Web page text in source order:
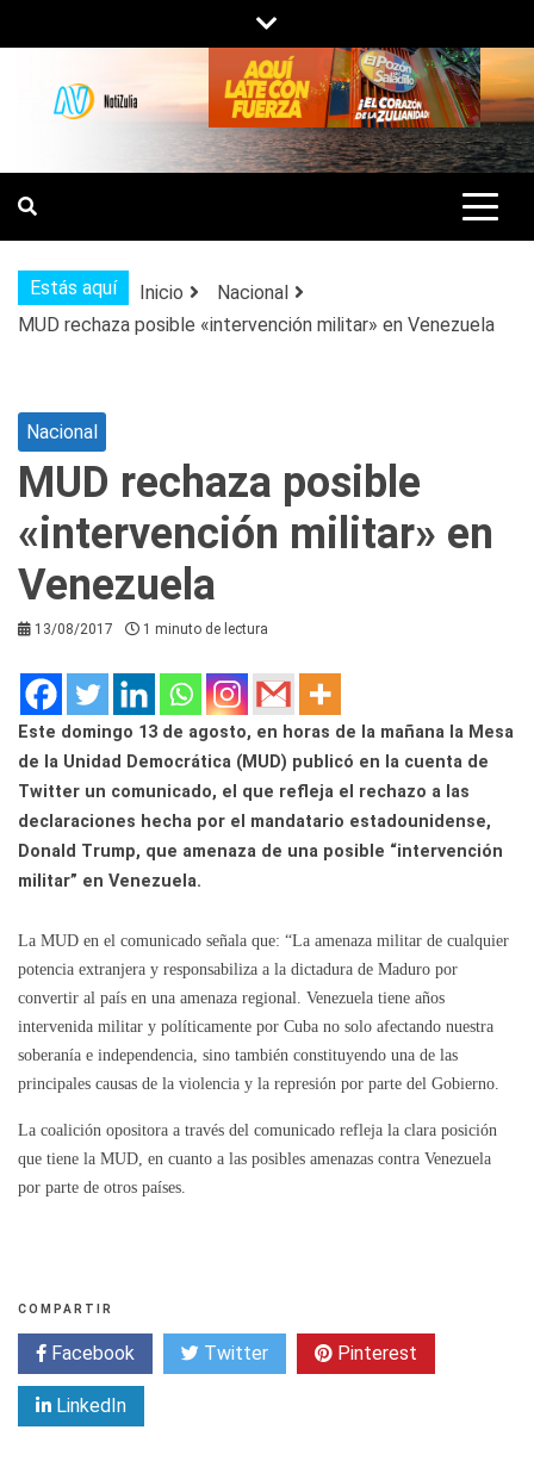
al
contenido
NOTIZULIA
NOTICIAS DEL ZULIA, VENEZUELA Y
DE INTERÉS GENERAL.
Estás aquí Inicio
Nacional
MUD rechaza posible «intervención militar» en Venezuela
Nacional
MUD rechaza posible
«intervención militar» en
Venezuela
13/08/2017 1 minuto de lectura
Este domingo 13 de agosto, en horas de la mañana la Mesa
de la Unidad Democrática (MUD) publicó en la cuenta de
Twitter un comunicado, el que refleja el rechazo a las
declaraciones hecha por el mandatario estadounidense,
Donald Trump, que amenaza de una posible “intervención
militar” en Venezuela.
La MUD en el comunicado señala que: “La amenaza militar de cualquier
potencia extranjera y responsabiliza a la dictadura de Maduro por
convertir al país en una amenaza regional. Venezuela tiene años
intervenida militar y políticamente por Cuba no solo afectando nuestra
soberanía e independencia, sino también constituyendo una de las
principales causas de la violencia y la represión por parte del Gobierno.
La coalición opositora a través del comunicado refleja la clara posición
que tiene la MUD, en cuanto a las posibles amenazas contra Venezuela
por parte de otros países.
COMPARTIR
Facebook Twitter Pinterest
LinkedIn